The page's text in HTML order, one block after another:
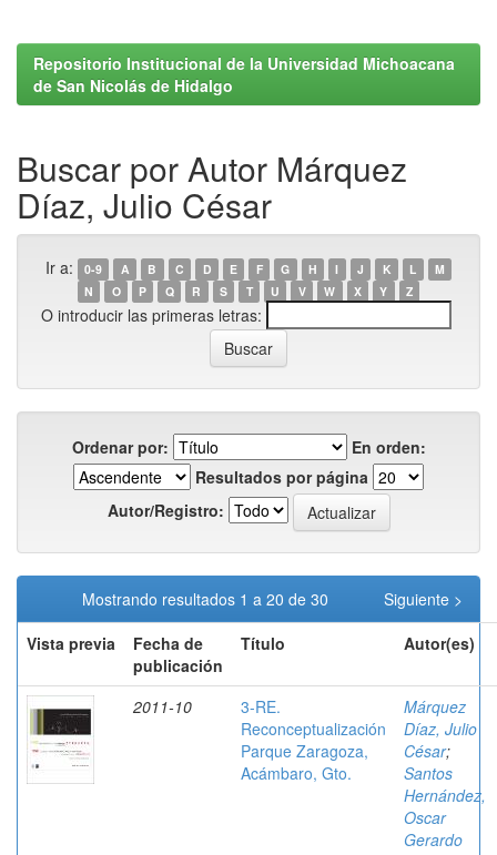
Repositorio Institucional de la Universidad Michoacana
de San Nicolás de Hidalgo
Buscar por Autor Márquez
Díaz, Julio César
Ir a: 0-9 A B C D E F G H I J K L
M
N
O P Q R S T U V W X Y Z
O introducir las primeras letras:
Ordenar por:
En orden:
Resultados por página
Autor/Registro:
Mostrando resultados 1 a 20 de 30
Siguiente >
Vista previa
Fecha de
publicación
Título Autor(es)
2011-10
3-RE.
Reconceptualización
Parque Zaragoza,
Acámbaro, Gto.
Márquez
Díaz, Julio
César;
Santos
Hernández,
Oscar
Gerardo